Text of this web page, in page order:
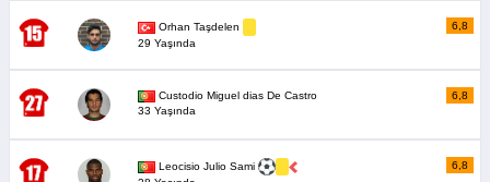
Orhan Taşdelen
29 Yaşında
6,8
Custodio Miguel dias De Castro
33 Yaşında
6,8
Leocisio Julio Sami
6,8